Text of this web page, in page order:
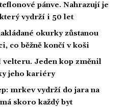
pánve. Nahrazují je
vydrží i 50 let
okurky zůstanou
co běžně končí v koši
velteru. Jeden kop změnil
jeho kariéry
mrkev vydrží do jara na
skoro každý byt